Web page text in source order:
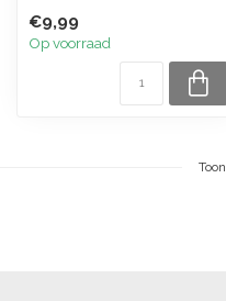
€9,99
Op voorraad
Toon